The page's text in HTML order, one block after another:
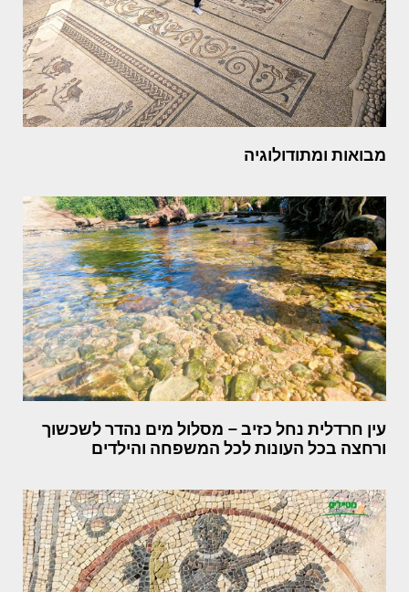
מבואות ומתודולוגיה
עין חרדלית נחל כזיב – מסלול מים נהדר לשכשוך
ורחצה בכל העונות לכל המשפחה והילדים